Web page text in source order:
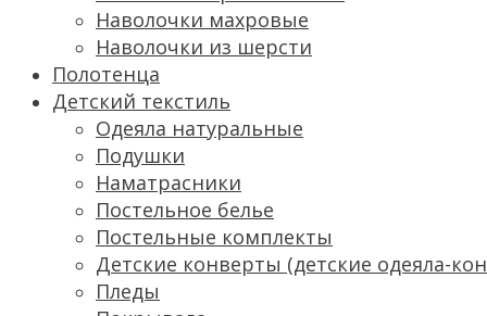
Наволочки махровые
Наволочки из шерсти
Полотенца
Детский текстиль
Одеяла натуральные
Подушки
Наматрасники
Постельное белье
Постельные комплекты
Детские конверты (детские одеяла-
Пледы